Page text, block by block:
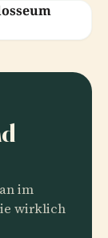
im
wirklich